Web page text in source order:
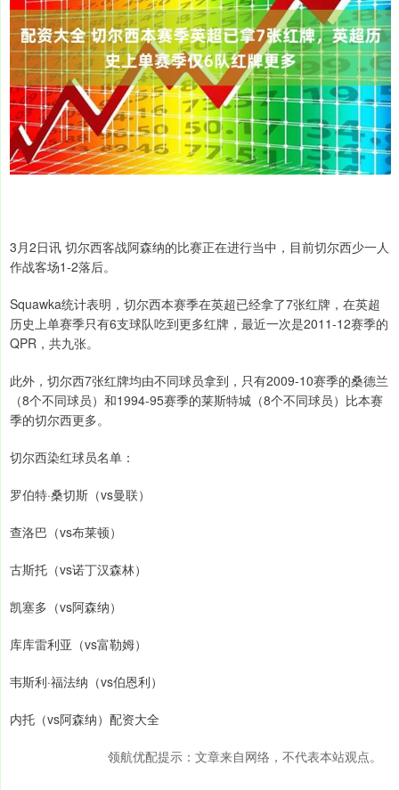
3月2日讯 切尔西客战阿森纳的比赛正在进行当中，目前切尔西少一人
作战客场1-2落后。
Squawka统计表明，切尔西本赛季在英超已经拿了7张红牌，在英超
历史上单赛季只有6支球队吃到更多红牌，最近一次是2011-12赛季的
QPR，共九张。
此外，切尔西7张红牌均由不同球员拿到，只有2009-10赛季的桑德兰
（8个不同球员）和1994-95赛季的莱斯特城（8个不同球员）比本赛
季的切尔西更多。
切尔西染红球员名单：
罗伯特·桑切斯（vs曼联）
查洛巴（vs布莱顿）
古斯托（vs诺丁汉森林）
凯塞多（vs阿森纳）
库库雷利亚（vs富勒姆）
韦斯利·福法纳（vs伯恩利）
内托（vs阿森纳）配资大全
领航优配提示：文章来自网络，不代表本站观点。